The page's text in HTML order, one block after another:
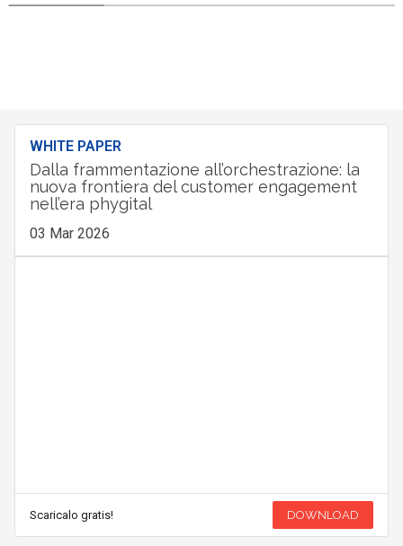
WHITE PAPER
Dalla frammentazione all’orchestrazione: la
nuova frontiera del customer engagement
nell’era phygital
03 Mar 2026
Scaricalo gratis! DOWNLOAD